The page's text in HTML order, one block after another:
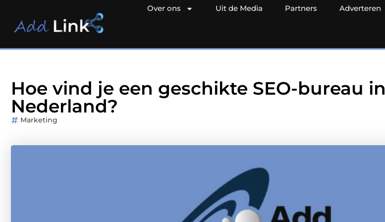
Over ons Uit de Media Partners Adverteren
Hoe vind je een geschikte SEO-bureau in
Nederland?
Marketing